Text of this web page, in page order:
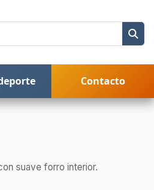
Contacto
suave forro interior.